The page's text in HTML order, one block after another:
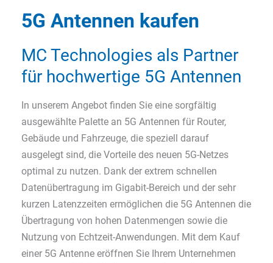
5G Antennen kaufen
MC Technologies als Partner
für hochwertige 5G Antennen
In unserem Angebot finden Sie eine sorgfältig
ausgewählte Palette an 5G Antennen für Router,
Gebäude und Fahrzeuge, die speziell darauf
ausgelegt sind, die Vorteile des neuen 5G-Netzes
optimal zu nutzen. Dank der extrem schnellen
Datenübertragung im Gigabit-Bereich und der sehr
kurzen Latenzzeiten ermöglichen die 5G Antennen die
Übertragung von hohen Datenmengen sowie die
Nutzung von Echtzeit-Anwendungen. Mit dem Kauf
einer 5G Antenne eröffnen Sie Ihrem Unternehmen